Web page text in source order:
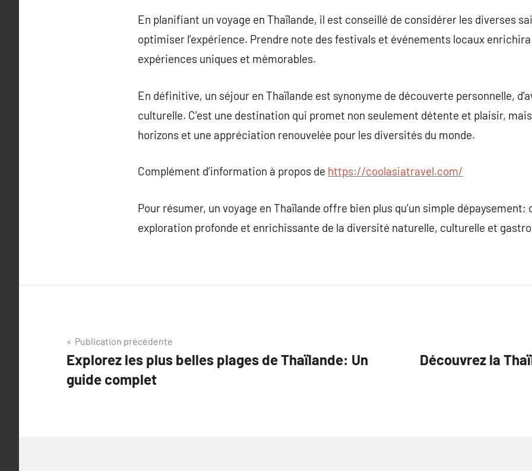
En planifiant un voyage en Thaïlande, il est conseillé de considérer les diverses
optimiser l’expérience. Prendre note des festivals et événements locaux
expériences uniques et mémorables.
En définitive, un séjour en Thaïlande est synonyme de découverte personnelle,
culturelle. C’est une destination qui promet non seulement détente et plaisir,
horizons et une appréciation renouvelée pour les diversités du monde.
Complément d’information à propos de https://coolasiatravel.com/
Pour résumer, un voyage en Thaïlande offre bien plus qu’un simple dépaysement;
exploration profonde et enrichissante de la diversité naturelle, culturelle et
Navigation
de
l’article
Publication précédente
Explorez les plus belles plages de Thaïlande: Un
guide complet
Découvrez la